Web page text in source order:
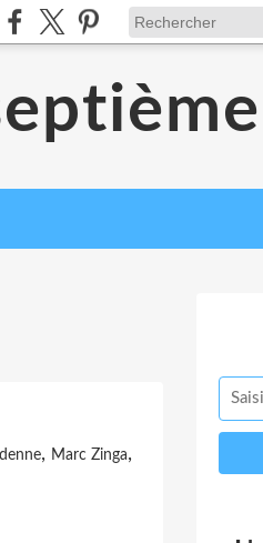
, Marc Zinga,